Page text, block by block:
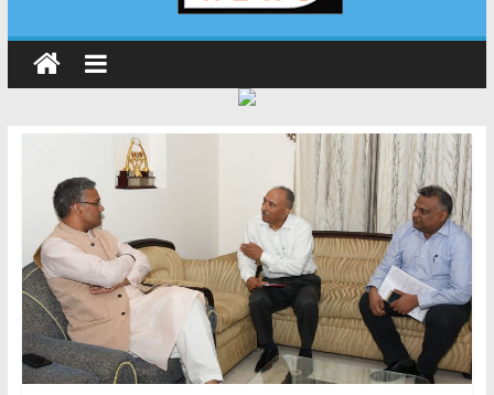
राष्ट्रीय हथकरघा दिवस पर मुख्यमंत्री धामी ने उत्कृष्ट बुनकरों और हस्तशिल्प
कारीगरों को किया सम्मानित
​धामी कैबिनेट का बड़ा फैसला: पशुपालकों को 60% तक सब्सिडी, गंगा एक्सप्रेसवे का
हरिद्वार तक होगा विस्तार